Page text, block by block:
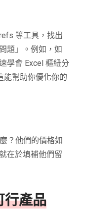
等工具，找出
題」。例如，如
學會 Excel 樞紐分
能幫助你優化你的
？他們的價格如
在於填補他們留
行產品